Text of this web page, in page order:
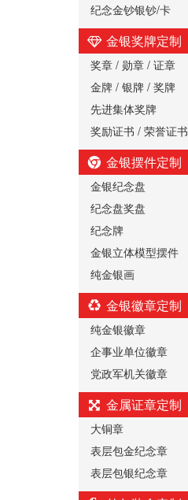
纪念金钞银钞/卡
金银奖牌定制
奖章 / 勋章 / 证章
金牌 / 银牌 / 奖牌
先进集体奖牌
奖励证书 / 荣誉证书
金银摆件定制
金银纪念盘
纪念盘奖盘
纪念牌
金银立体模型摆件
纯金银画
金银徽章定制
纯金银徽章
企事业单位徽章
党政军机关徽章
金属证章定制
大铜章
表层包金纪念章
表层包银纪念章